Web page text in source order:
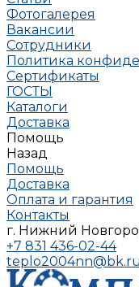
Фотогалерея
Вакансии
Сотрудники
Политика
Сертификаты
ГОСТЫ
Каталоги
Доставка
Помощь
Назад
Помощь
Доставка
Оплата и гарантия
Контакты
г. Нижний
+7 831 436-02-44
teplo2004nn@bk.ru